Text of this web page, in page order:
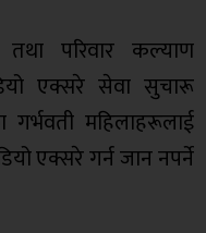
तथा परिवार कल्याण
एक्सरे सेवा सुचारू
गर्भवती महिलाहरूलाई
एक्सरे गर्न जान नपर्ने